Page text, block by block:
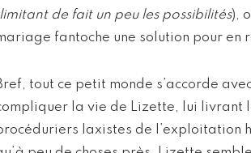
limitant de fait un peu les possibilités),
fantoche une solution pour
tout ce petit monde s’accorde
la vie de Lizette, lui livrant
laxistes de l’exploitation